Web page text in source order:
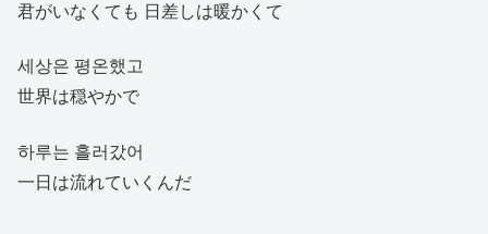
君がいなくても 日差しは暖かくて
세상은 평온했고
世界は穏やかで
하루는 흘러갔어
一日は流れていくんだ